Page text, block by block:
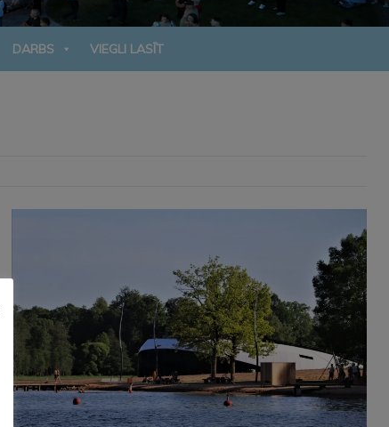
DARBS VIEGLI LASĪT